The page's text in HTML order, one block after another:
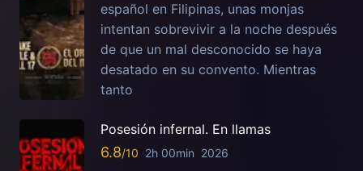
español en Filipinas, unas monjas
intentan sobrevivir a la noche después
de que un mal desconocido se haya
desatado en su convento. Mientras
tanto
Posesión infernal. En llamas
6.8 2h 00min 2026